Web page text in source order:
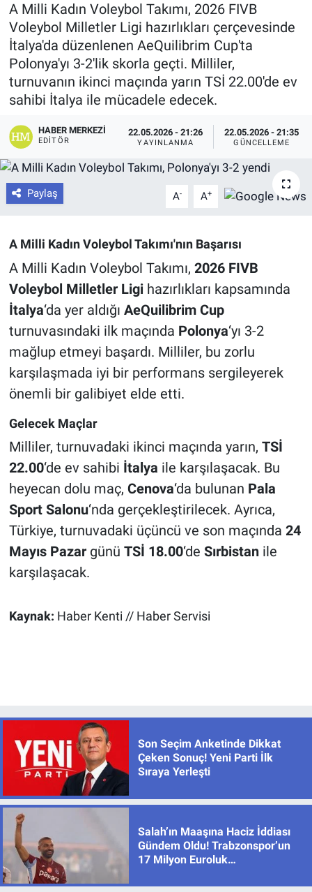
A Milli Kadın Voleybol Takımı, 2026 FIVB
Voleybol Milletler Ligi hazırlıkları çerçevesinde
İtalya'da düzenlenen AeQuilibrim Cup'ta
Polonya'yı 3-2'lik skorla geçti. Milliler,
turnuvanın ikinci maçında yarın TSİ 22.00'de ev
sahibi İtalya ile mücadele edecek.
HABER MERKEZI
EDITÖR
22.05.2026 - 21:26
YAYINLANMA
22.05.2026 - 21:35
GÜNCELLEME
Paylaş A- A+
A Milli Kadın Voleybol Takımı'nın Başarısı
A Milli Kadın Voleybol Takımı, 2026 FIVB
Voleybol Milletler Ligihazırlıkları kapsamında
İtalya‘da yer aldığı AeQuilibrim Cup
turnuvasındaki ilk maçında Polonya‘yı 3-2
mağlup etmeyi başardı. Milliler, bu zorlu
karşılaşmada iyi bir performans sergileyerek
önemli bir galibiyet elde etti.
Gelecek Maçlar
Milliler, turnuvadaki ikinci maçında yarın, TSİ
22.00‘de ev sahibi İtalya ile karşılaşacak. Bu
heyecan dolu maç, Cenova‘da bulunan Pala
Sport Salonu‘nda gerçekleştirilecek. Ayrıca,
Türkiye, turnuvadaki üçüncü ve son maçında 24
Mayıs Pazargünü TSİ 18.00‘de Sırbistanile
karşılaşacak.
Kaynak: Haber Kenti // Haber Servisi
Son Seçim Anketinde Dikkat
Çeken Sonuç! Yeni Parti İlk
Sıraya Yerleşti
Salah’ın Maaşına Haciz İddiası
Gündem Oldu! Trabzonspor’un
17 Milyon Euroluk